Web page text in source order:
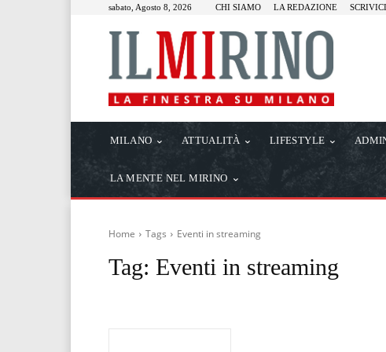
sabato, Agosto 8, 2026 CHI SIAMO LA REDAZIONE SCRIVICI
MILANO ATTUALITÀ LIFESTYLE
LA MENTE NEL MIRINO
Home Tags Eventi in streaming
Tag: Eventi in streaming